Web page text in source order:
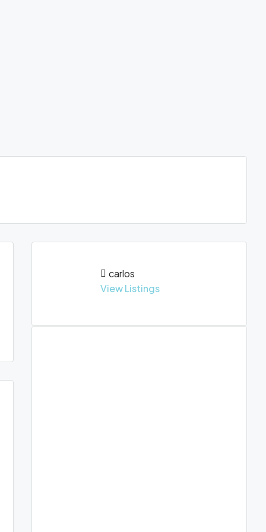
carlos
View Listings